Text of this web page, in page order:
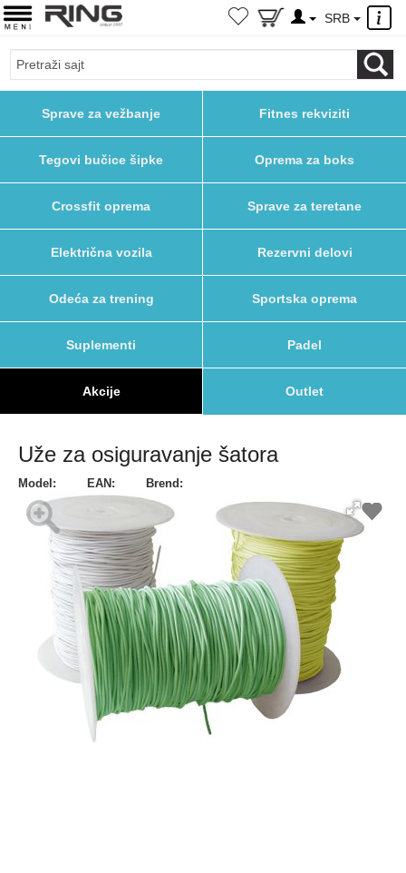
×
SRB
Sprave za vežbanje Fitnes rekviziti
Tegovi bučice šipke Oprema za boks
Crossfit oprema Sprave za teretane
Električna vozila Rezervni delovi
Odeća za trening Sportska oprema
Suplementi Padel
Akcije Outlet
Uže za osiguravanje šatora
Model: EAN: Brend: